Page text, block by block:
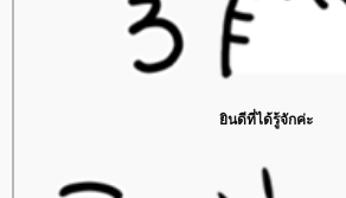
ินดีที่ได้รู้จักค่ะ